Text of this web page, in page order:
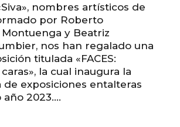
nombres artísticos de
por Roberto
y Beatriz
nos han regalado una
titulada «FACES:
la cual inaugura la
exposiciones entalteras
2023....